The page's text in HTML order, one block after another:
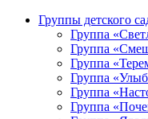
Группы детского
Группа
Группа
Группа
Группа
Группа
Группа